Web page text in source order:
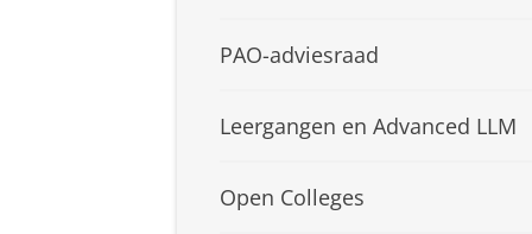
PAO-adviesraad
Leergangen en Advanced LLM
Open Colleges